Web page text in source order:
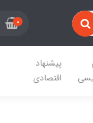
0
پیشنهاد
اقتصادی